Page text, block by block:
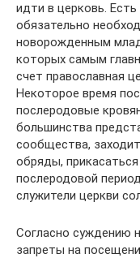
идти в церковь.
обязательно
новорожденным
которых самым
счет православная
Некоторое время
послеродовые
большинства
сообщества,
обряды,
послеродовой
служители церкви
Согласно суждению
запреты на